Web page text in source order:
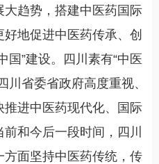
趋势，搭建中医药国际
地促进中医药传承、创
国”建设。四川素有“中医
川省委省政府高度重视、
进中医药现代化、国际
和今后一段时间，四川
面坚持中医药传统，传